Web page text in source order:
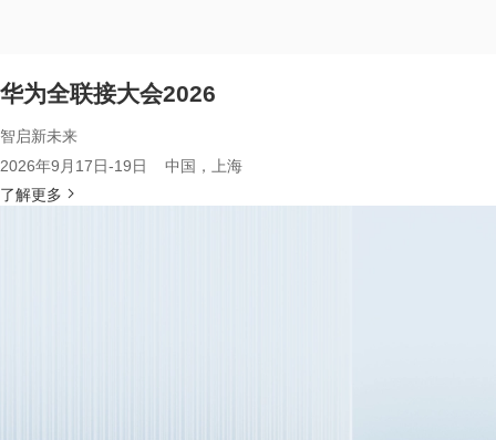
华为全联接大会2026
智启新未来
2026年9月17日-19日 中国，上海
了解更多